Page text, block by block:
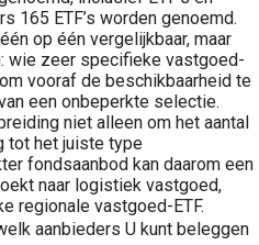
165 ETF’s worden genoemd.
op één vergelijkbaar, maar
wie zeer specifieke vastgoed-
vooraf de beschikbaarheid te
een onbeperkte selectie.
niet alleen om het aantal
tot het juiste type
fondsaanbod kan daarom een
naar logistiek vastgoed,
regionale vastgoed-ETF.
aanbieders U kunt beleggen